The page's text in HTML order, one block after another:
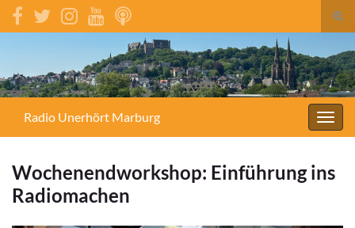
Search for:
Radio Unerhört Marburg
Wochenendworkshop: Einführung ins
Radiomachen